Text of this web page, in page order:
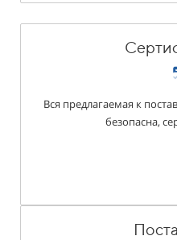
Вся предлагаемая к
безопасна,